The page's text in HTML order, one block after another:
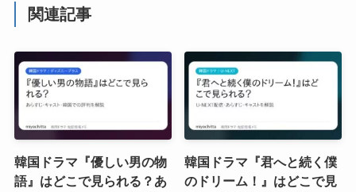
関連記事
韓国ドラマ『優しい男の物
語』はどこで見られる？あ
韓国ドラマ『君へと続く僕
のドリーム！』はどこで見